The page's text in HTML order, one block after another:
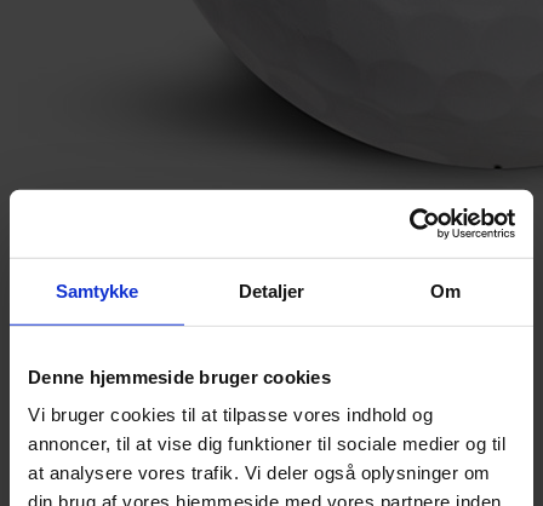
Samtykke Detaljer Om
Denne hjemmeside bruger cookies
Vi bruger cookies til at tilpasse vores indhold og
annoncer, til at vise dig funktioner til sociale medier og til
at analysere vores trafik. Vi deler også oplysninger om
din brug af vores hjemmeside med vores partnere inden
Titleist Pro V1
239,-
bestseller 7 aug3-
deltboldflugt-
middelgreenspin højskal
uretantourboldekompression